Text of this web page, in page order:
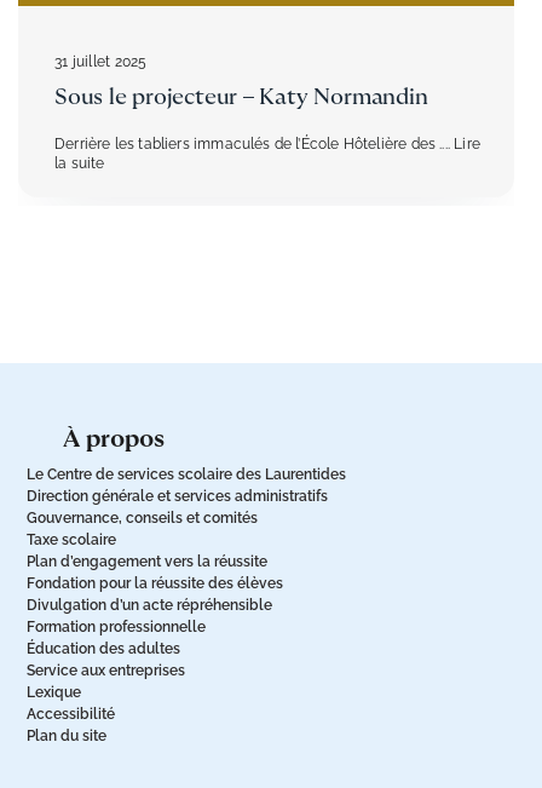
31 juillet 2025
Sous le projecteur – Katy Normandin
Derrière les tabliers immaculés de l’École Hôtelière des .... Lire
la suite
à propos
Le Centre de services scolaire des Laurentides
Direction générale et services administratifs
Gouvernance, conseils et comités
Taxe scolaire
Plan d’engagement vers la réussite
Fondation pour la réussite des élèves
Divulgation d’un acte répréhensible
Formation professionnelle
Éducation des adultes
Service aux entreprises
Lexique
Accessibilité
Plan du site